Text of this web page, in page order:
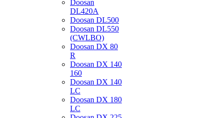
Doosan
DL420A
Doosan DL500
Doosan DL550
(CWLBO)
Doosan DX 80
R
Doosan DX 140
160
Doosan DX 140
LC
Doosan DX 180
LC